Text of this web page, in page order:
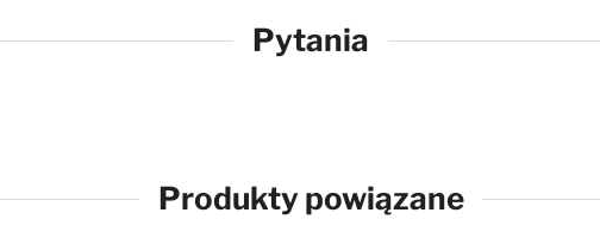
Pytania
Produkty powiązane